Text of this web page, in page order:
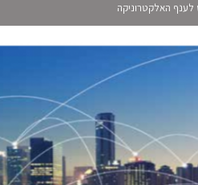
לענף האלקטרוניקה